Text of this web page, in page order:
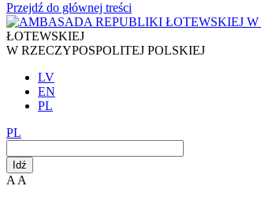
Przejdź do głównej treści
ŁOTEWSKIEJ
W RZECZYPOSPOLITEJ POLSKIEJ
LV
EN
PL
PL
Idź
A A